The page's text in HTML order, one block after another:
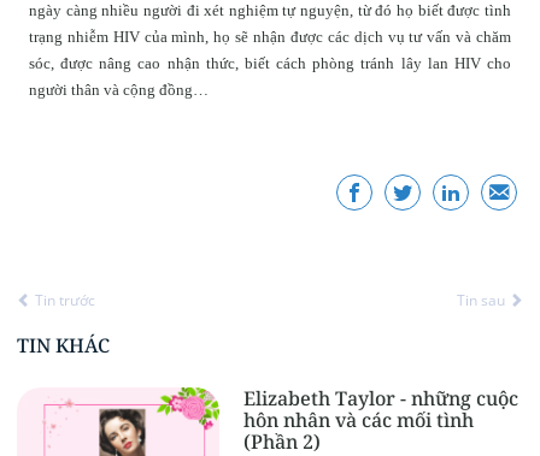
ngày càng nhiều người đi xét nghiệm tự nguyện, từ đó họ biết được tình
trạng nhiễm HIV của mình, họ sẽ nhận được các dịch vụ tư vấn và chăm
sóc, được nâng cao nhận thức, biết cách phòng tránh lây lan HIV cho
người thân và cộng đồng…
Tin trước Tin sau
TIN KHÁC
Elizabeth Taylor - những cuộc
hôn nhân và các mối tình
(Phần 2)